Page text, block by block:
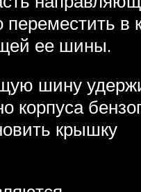
в
ее шины.
шину
корпуса
крышку